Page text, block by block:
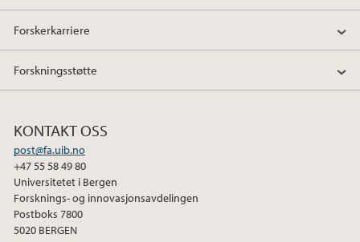
Forskerkarriere
Forskningsstøtte
KONTAKT OSS
post@fa.uib.no
+47 55 58 49 80
Universitetet i Bergen
Forsknings- og innovasjonsavdelingen
Postboks 7800
5020 BERGEN